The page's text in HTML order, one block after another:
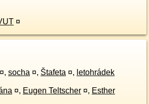
¤
¤, socha ¤, Štafeta ¤, letohrádek
¤, Eugen Teltscher ¤, Esther